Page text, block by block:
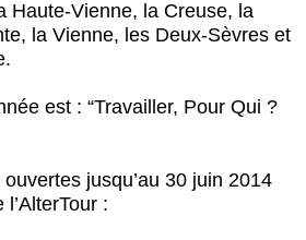
Haute-Vienne, la Creuse, la
la Vienne, les Deux-Sèvres et
est : “Travailler, Pour Qui ?
jusqu’au 30 juin 2014
: